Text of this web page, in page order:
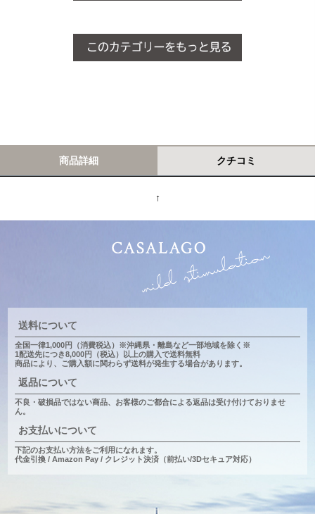
商品詳細 クチコミ
↑
送料について
全国一律1,000円（消費税込） ※沖縄県・離島など一部地域を除く※
1配送先につき8,000円（税込）以上の購入で送料無料
商品により、ご購入額に関わらず送料が発生する場合があります。
返品について
不良・破損品ではない商品、お客様のご都合による返品は受け付けておりませ
ん。
お支払いについて
下記のお支払い方法をご利用になれます。
代金引換 / Amazon Pay / クレジット決済（前払い/3Dセキュア対応）